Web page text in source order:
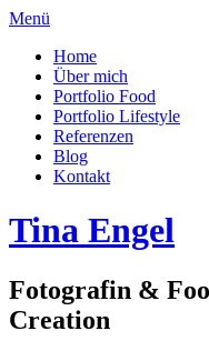
Menü
Home
Über mich
Portfolio Food
Portfolio Lifestyle
Referenzen
Blog
Kontakt
Tina Engel
Fotografin &
Creation